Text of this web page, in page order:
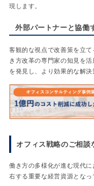
現します。
外部パートナーと協働
客観的な視点で改善策を立
き方改革の専門家の知見を
を発見し、より効果的な解決
オフィス戦略のご相談
働き方の多様化が進む現代
右する重要な経営資源となっ